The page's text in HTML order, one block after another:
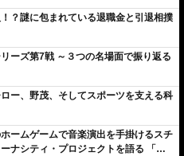
？謎に包まれている退職金と引退相撲
ーズ第7戦 ～３つの名場面で振り返る
ー、野茂、そしてスポーツを支える科
ームゲームで音楽演出を手掛けるスチ
ナシティ・プロジェクトを語る 「楽